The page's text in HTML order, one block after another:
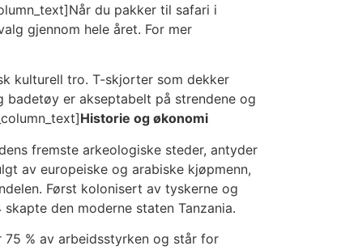
du pakker til safari i
gjennom hele året. For mer
kulturell tro. T-skjorter som dekker
er akseptabelt på strendene og
Historie og økonomi
fremste arkeologiske steder, antyder
av europeiske og arabiske kjøpmenn,
Først kolonisert av tyskerne og
den moderne staten Tanzania.
% av arbeidsstyrken og står for